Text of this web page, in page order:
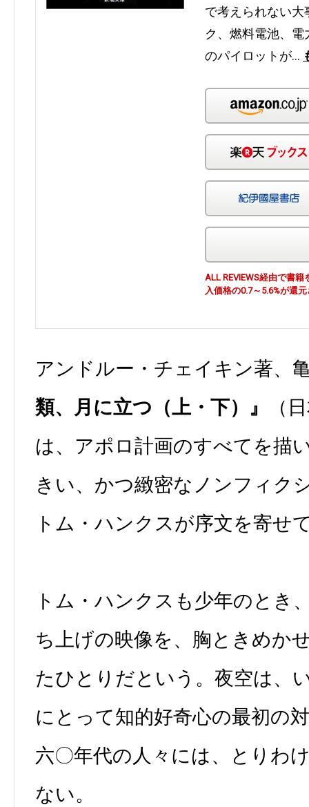
で考えられない
ク、燃料電池、
のパイロットが…
ALL REVIEWS経由で書
入価格の0.7～5.6%が還
アンドルー・チェイキン著、
類、月に立つ（上・下）』
（
は、アポロ計画のすべてを描
きい、かつ緻密なノンフィク
トム・ハンクスが序文を寄せ
トム・ハンクスも少年のとき
ち上げの映像を、胸ときめか
たひとりだという。夜空は、
にとって知的好奇心の最初の
六〇年代の人々には、とりわ
ない。